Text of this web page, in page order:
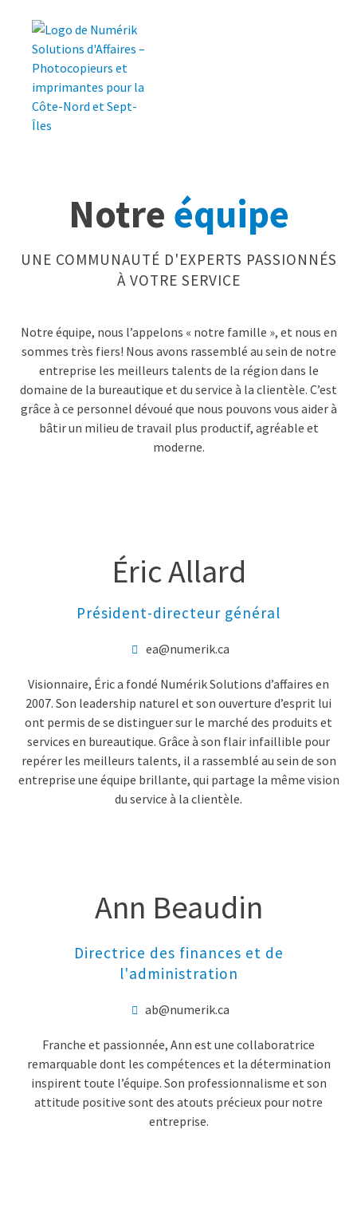
Notre équipe
UNE COMMUNAUTÉ D'EXPERTS PASSIONNÉS
À VOTRE SERVICE
Notre équipe, nous l’appelons « notre famille », et nous en
sommes très fiers! Nous avons rassemblé au sein de notre
entreprise les meilleurs talents de la région dans le
domaine de la bureautique et du service à la clientèle. C’est
grâce à ce personnel dévoué que nous pouvons vous aider à
bâtir un milieu de travail plus productif, agréable et
moderne.
Éric Allard
Président-directeur général
ea@numerik.ca
Visionnaire, Éric a fondé Numérik Solutions d’affaires en
2007. Son leadership naturel et son ouverture d’esprit lui
ont permis de se distinguer sur le marché des produits et
services en bureautique. Grâce à son flair infaillible pour
repérer les meilleurs talents, il a rassemblé au sein de son
entreprise une équipe brillante, qui partage la même vision
du service à la clientèle.
Ann Beaudin
Directrice des finances et de
l'administration
ab@numerik.ca
Franche et passionnée, Ann est une collaboratrice
remarquable dont les compétences et la détermination
inspirent toute l’équipe. Son professionnalisme et son
attitude positive sont des atouts précieux pour notre
entreprise.